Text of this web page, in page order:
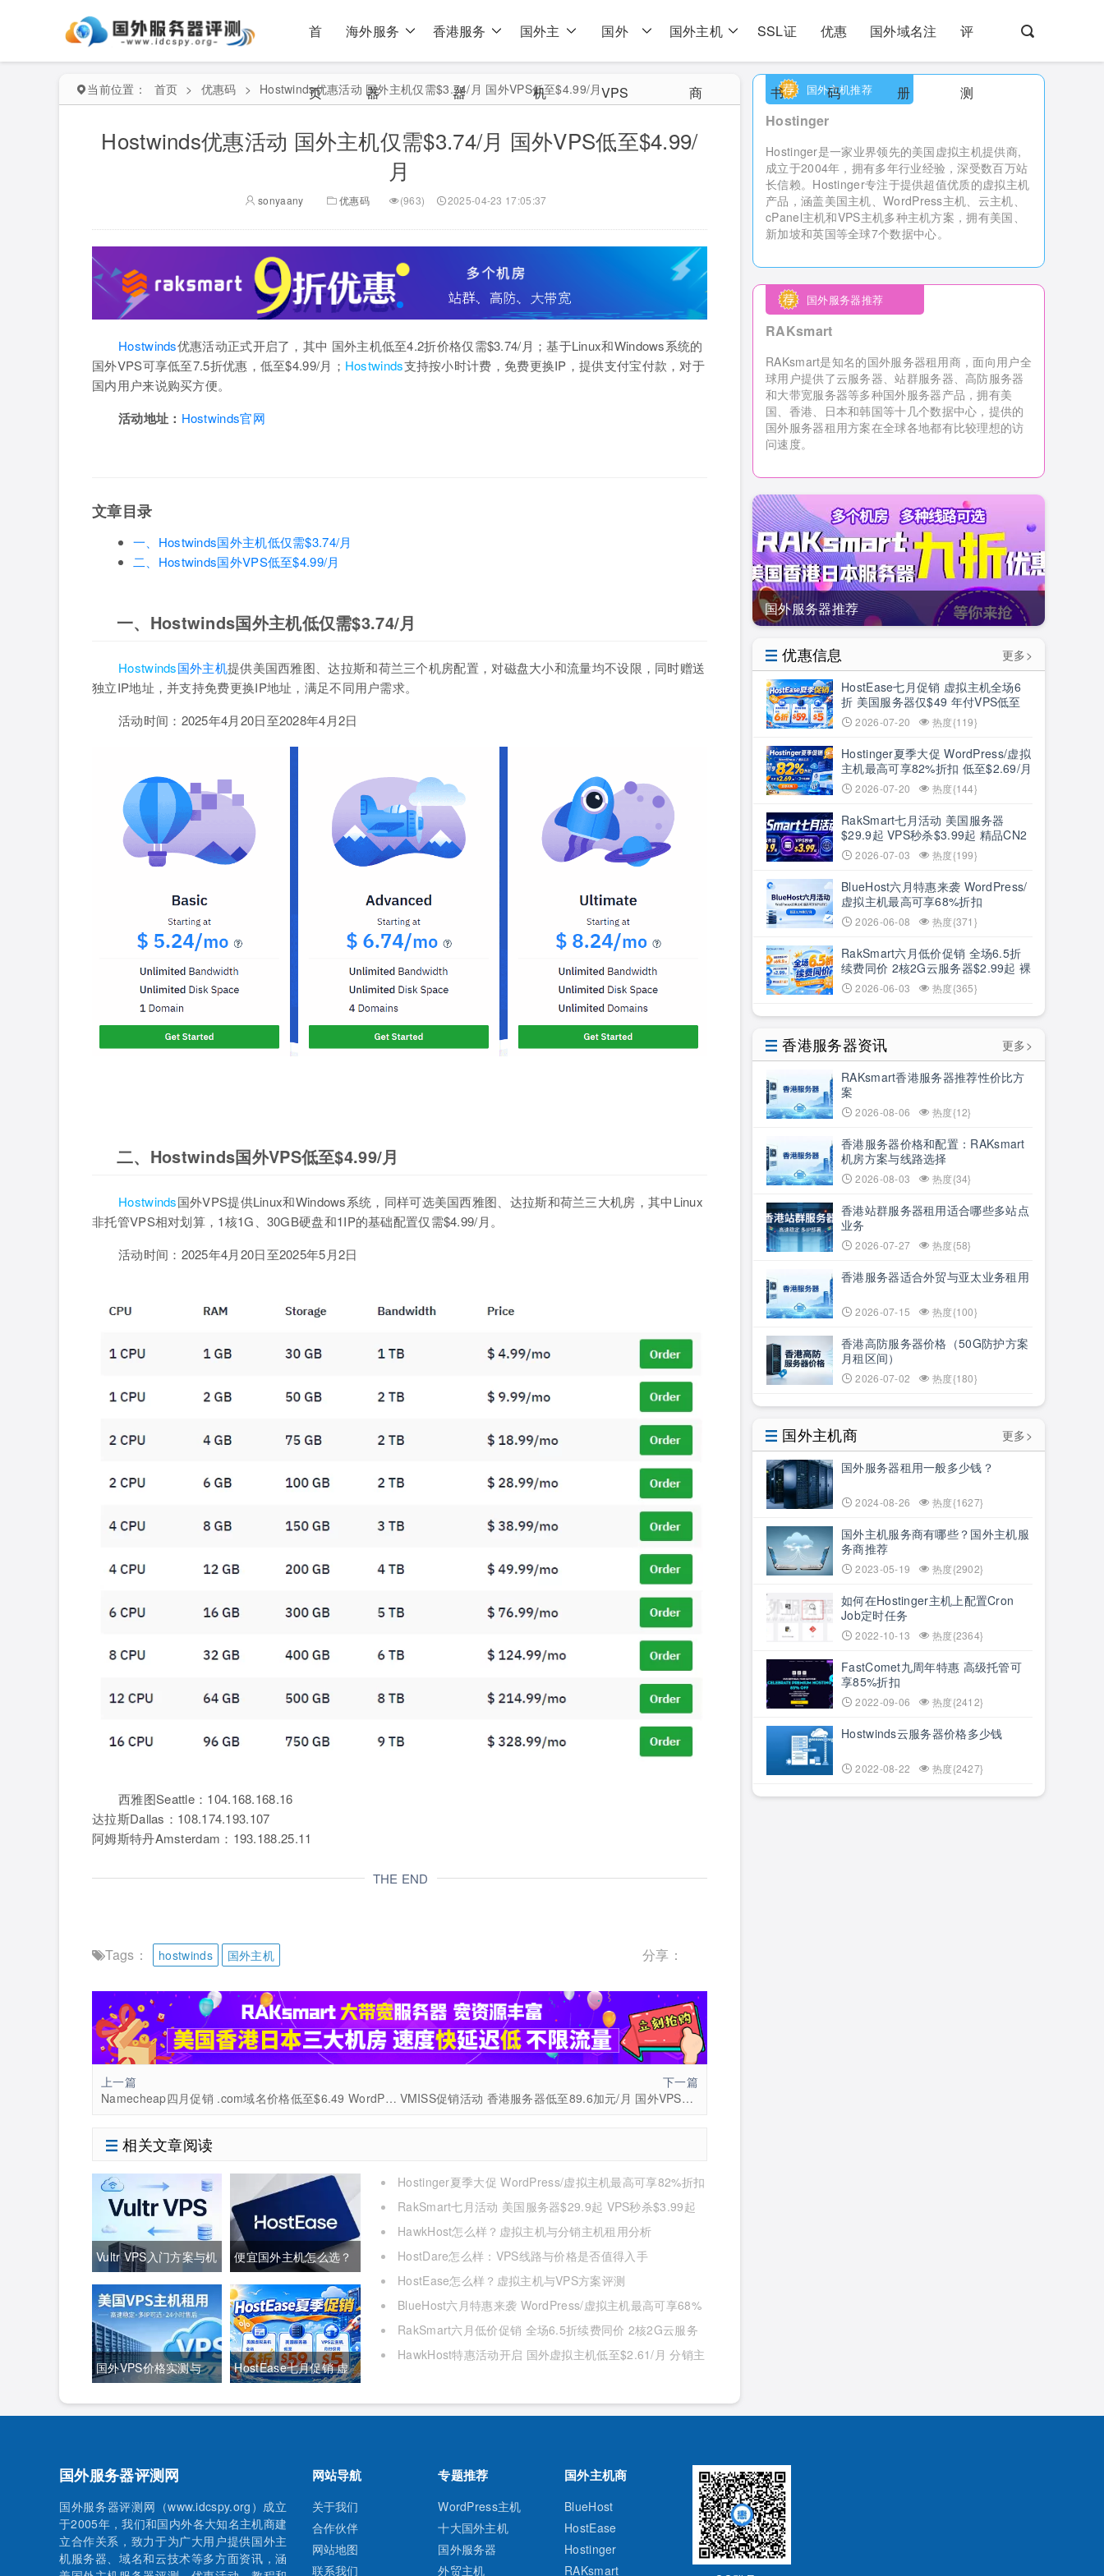
首
页
海外服务
器
香港服务
器
国外主
机
国外
VPS
国外主机
商
SSL证
书
优惠
码
国外域名注
册
评
测
当前位置： 首页 > 优惠码 > Hostwinds优惠活动 国外主机仅需$3.74/月 国外VPS低至$4.99/月
Hostwinds优惠活动 国外主机仅需$3.74/月 国外VPS低至$4.99/
月
sonyaany 优惠码 (963) 2025-04-23 17:05:37
Hostwinds优惠活动正式开启了，其中 国外主机低至4.2折价格仅需$3.74/月；基于Linux和Windows系统的
国外VPS可享低至7.5折优惠，低至$4.99/月； Hostwinds支持按小时计费，免费更换IP，提供支付宝付款，对于
国内用户来说购买方便。
活动地址： Hostwinds官网
文章目录
一、Hostwinds国外主机低仅需$3.74/月
二、Hostwinds国外VPS低至$4.99/月
一、Hostwinds国外主机低仅需$3.74/月
Hostwinds国外主机提供美国西雅图、达拉斯和荷兰三个机房配置，对磁盘大小和流量均不设限，同时赠送
独立IP地址，并支持免费更换IP地址，满足不同用户需求。
活动时间：2025年4月20日至2028年4月2日
二、Hostwinds国外VPS低至$4.99/月
Hostwinds国外VPS提供Linux和Windows系统，同样可选美国西雅图、达拉斯和荷兰三大机房，其中Linux
非托管VPS相对划算，1核1G、30GB硬盘和1IP的基础配置仅需$4.99/月。
活动时间：2025年4月20日至2025年5月2日
西雅图Seattle：104.168.168.16
达拉斯Dallas：108.174.193.107
阿姆斯特丹Amsterdam：193.188.25.11
THE END
Tags： hostwinds 国外主机 分享：
上一篇
Namecheap四月促销 .com域名价格低至$6.49 WordPress主机仅需$1.43/月
下一篇
VMISS促销活动 香港服务器低至89.6加元/月 国外VPS全场九折 1核1G配置4.5加元/月起
相关文章阅读
Vultr VPS入门方案与机
房线路怎么样
便宜国外主机怎么选？
HostEase入门方案月
费与配置对比
国外VPS价格实测与
HostEase七月促销 虚
Hostinger夏季大促 WordPress/虚拟主机最高可享82%折扣
低至$2.69/月+3个月赠期
RakSmart七月活动 美国服务器$29.9起 VPS秒杀$3.99起
精品CN2低至6.5折
HawkHost怎么样？虚拟主机与分销主机租用分析
HostDare怎么样：VPS线路与价格是否值得入手
HostEase怎么样？虚拟主机与VPS方案评测
BlueHost六月特惠来袭 WordPress/虚拟主机最高可享68%
折扣RakSmart六月低价促销 全场6.5折续费同价 2核2G云服务
器$2.99起 裸机云买1送1
HawkHost特惠活动开启 国外虚拟主机低至$2.61/月 分销主
国外主机推荐
Hostinger
Hostinger是一家业界领先的美国虚拟主机提供商,
成立于2004年，拥有多年行业经验，深受数百万站
长信赖。Hostinger专注于提供超值优质的虚拟主机
产品，涵盖美国主机、WordPress主机、云主机、
cPanel主机和VPS主机多种主机方案，拥有美国、
新加坡和英国等全球7个数据中心。
国外服务器推荐
RAKsmart
RAKsmart是知名的国外服务器租用商，面向用户全
球用户提供了云服务器、站群服务器、高防服务器
和大带宽服务器等多种国外服务器产品，拥有美
国、香港、日本和韩国等十几个数据中心，提供的
国外服务器租用方案在全球各地都有比较理想的访
问速度。
国外服务器推荐
优惠信息
更多>
HostEase七月促销 虚拟主机全场6
折 美国服务器仅$49 年付VPS低至
$34.9 RTX5090新购立减$100
2026-07-20 热度{119}
Hostinger夏季大促 WordPress/虚拟
主机最高可享82%折扣 低至$2.69/月
+3个月赠期
2026-07-20 热度{144}
RakSmart七月活动 美国服务器
$29.9起 VPS秒杀$3.99起 精品CN2
低至6.5折
2026-07-03 热度{199}
BlueHost六月特惠来袭 WordPress/
虚拟主机最高可享68%折扣
2026-06-08 热度{371}
RakSmart六月低价促销 全场6.5折
续费同价 2核2G云服务器$2.99起 裸
机云买1送1
2026-06-03 热度{365}
香港服务器资讯
更多>
RAKsmart香港服务器推荐性价比方
案
2026-08-06 热度{12}
香港服务器价格和配置：RAKsmart
机房方案与线路选择
2026-08-03 热度{34}
香港站群服务器租用适合哪些多站点
业务
2026-07-27 热度{58}
香港服务器适合外贸与亚太业务租用
2026-07-15 热度{100}
香港高防服务器价格（50G防护方案
月租区间）
2026-07-02 热度{180}
国外主机商
更多>
国外服务器租用一般多少钱？
2024-08-26 热度{1627}
国外主机服务商有哪些？国外主机服
务商推荐
2023-05-19 热度{2902}
如何在Hostinger主机上配置Cron
Job定时任务
2022-10-13 热度{2364}
FastComet九周年特惠 高级托管可
享85%折扣
2022-09-06 热度{2412}
Hostwinds云服务器价格多少钱
2022-08-22 热度{2427}
国外服务器评测网
国外服务器评测网（www.idcspy.org）成立
于2005年，我们和国内外各大知名主机商建
立合作关系，致力于为广大用户提供国外主
机服务器、域名和云技术等多方面资讯，涵
网站导航
关于我们
合作伙伴
网站地图
联系我们
专题推荐
WordPress主机
十大国外主机
国外服务器
外贸主机
国外主机商
BlueHost
HostEase
Hostinger
RAKsmart